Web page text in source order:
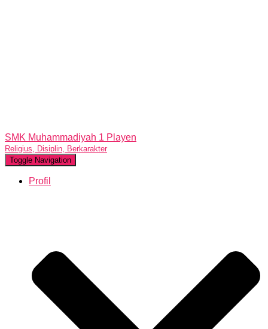
SMK Muhammadiyah 1 Playen
Religius, Disiplin, Berkarakter
Toggle Navigation
Profil